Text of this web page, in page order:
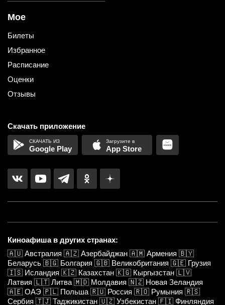
Мое
Билеты
Избранное
Расписание
Оценки
Отзывы
Скачать приложение
Google Play App Store
Киноафиша в других странах:
🇦🇺 Австралия 🇦🇿 Азербайджан 🇦🇲 Армения 🇧🇾
Беларусь 🇧🇬 Болгария 🇬🇧 Великобритания 🇬🇪 Грузия
🇮🇸 Исландия 🇰🇿 Казахстан 🇰🇬 Кыргызстан 🇱🇻
Латвия 🇱🇹 Литва 🇲🇩 Молдавия 🇳🇿 Новая Зеландия
🇦🇪 ОАЭ 🇵🇱 Польша 🇷🇺 Россия 🇷🇴 Румыния 🇷🇸
Сербия 🇹🇯 Таджикистан 🇺🇿 Узбекистан 🇫🇮 Финляндия